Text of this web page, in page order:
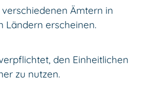
Ämtern in
Ländern erscheinen.
den Einheitlichen
zu nutzen.